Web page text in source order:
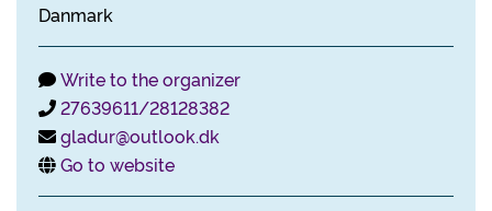
Danmark
Write to the organizer
27639611/28128382
gladur@outlook.dk
Go to website